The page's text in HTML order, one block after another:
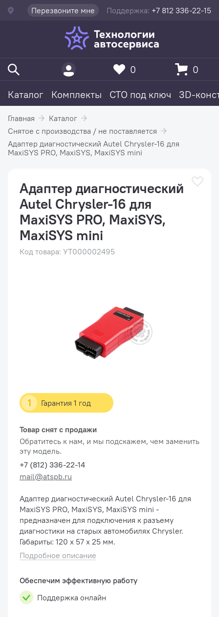
Перезвоните мне Поддержка: +7 812 336-22-15
Каталог Комплекты СТО под ключ 3D-
0 0
Главная
Каталог
Снятое с производства / не поставляется
Адаптер диагностический Autel Chrysler-16 для
MaxiSYS PRO, MaxiSYS, MaxiSYS mini
1 Гарантия 1 год
Адаптер диагностический
Autel Chrysler-16 для
MaxiSYS PRO, MaxiSYS,
MaxiSYS mini
Код товара: УТ000002495
Адаптер диагностический Autel Chrysler-16 для
MaxiSYS PRO, MaxiSYS, MaxiSYS mini -
предназначен для подключения к разъему
диагностики на старых автомобилях Chrysler.
Габариты: 120 х 57 х 25 мм.
Подробное описание
Обеспечим эффективную работу
Поддержка онлайн
Товар снят с продажи
Обратитесь к нам, и мы подскажем, чем заменить
эту модель.
+7 (812) 336-22-14
mail@atspb.ru